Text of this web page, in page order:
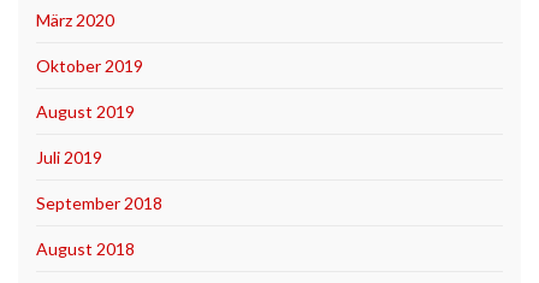
März 2020
Oktober 2019
August 2019
Juli 2019
September 2018
August 2018